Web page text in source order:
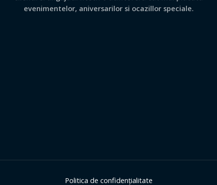
evenimentelor, aniversarilor si ocazillor speciale.
Politica de confidențialitate